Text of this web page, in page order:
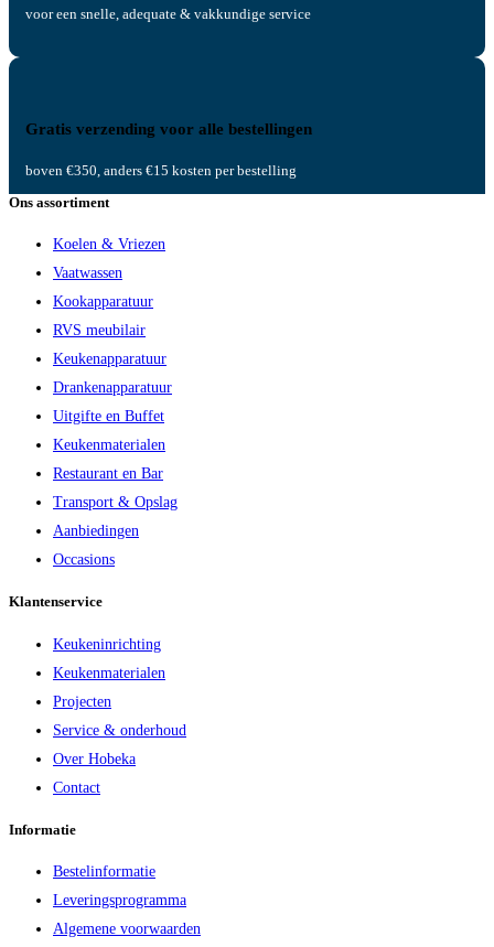
voor een snelle, adequate & vakkundige service
Gratis verzending voor alle bestellingen
boven €350, anders €15 kosten per bestelling
Ons assortiment
Koelen & Vriezen
Vaatwassen
Kookapparatuur
RVS meubilair
Keukenapparatuur
Drankenapparatuur
Uitgifte en Buffet
Keukenmaterialen
Restaurant en Bar
Transport & Opslag
Aanbiedingen
Occasions
Klantenservice
Keukeninrichting
Keukenmaterialen
Projecten
Service & onderhoud
Over Hobeka
Contact
Informatie
Bestelinformatie
Leveringsprogramma
Algemene voorwaarden